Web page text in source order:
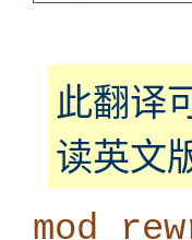
此翻译
读英文